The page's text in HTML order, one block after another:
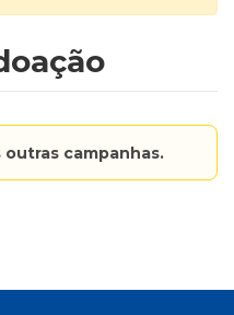
campanhas.